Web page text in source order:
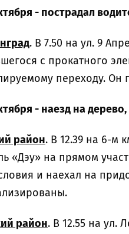
- пострадал
. В 7.50 на ул. 9
с прокатного
переходу.
- наезд на
район. В 12.39 на 6-м
«Дэу» на прямом
и наехал на
район. В 12.55 на ул.